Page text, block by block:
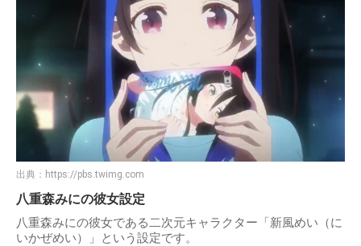
出典： https://pbs.twimg.com
八重森みにの彼女設定
八重森みにの彼女である二次元キャラクター「新風めい（に
いかぜめい）」という設定です。